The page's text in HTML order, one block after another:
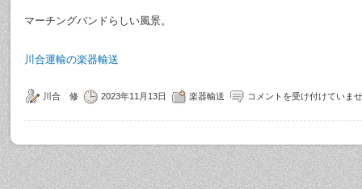
マーチングバンドらしい風景。
川合運輸の楽器輸送
川合 修 2023年11月13日 楽器輸送 コメントを受け付けていま